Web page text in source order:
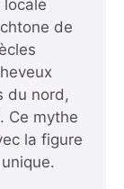
de
du nord,
Ce mythe
la figure